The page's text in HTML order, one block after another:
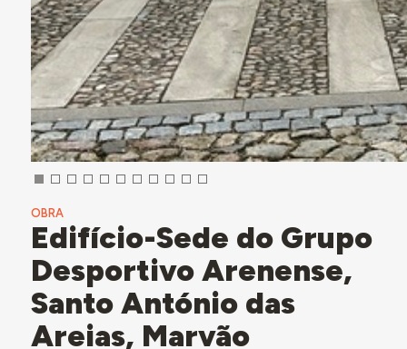
OBRA
Edifício-Sede do Grupo
Desportivo Arenense,
Santo António das
Areias, Marvão